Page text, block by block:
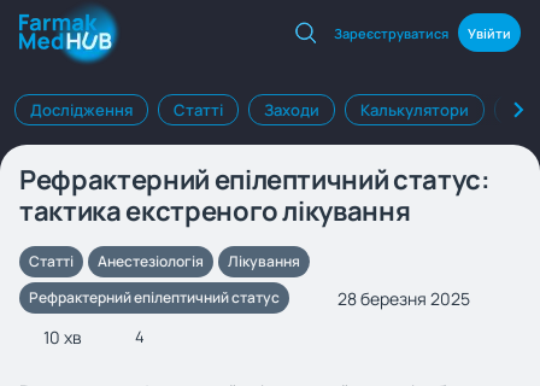
Зареєструватися Увійти
Дослідження Статті Заходи Калькулятори
Рефрактерний епілептичний статус:
тактика екстреного лікування
Статті Анестезіологія
Лікування
Рефрактерний епілептичний статус
28 березня 2025
10 хв
4